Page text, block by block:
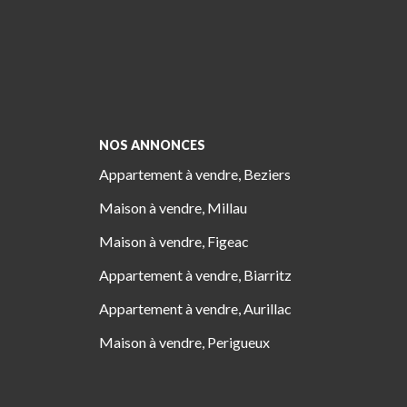
NOS ANNONCES
Appartement à vendre, Beziers
Maison à vendre, Millau
Maison à vendre, Figeac
Appartement à vendre, Biarritz
Appartement à vendre, Aurillac
Maison à vendre, Perigueux